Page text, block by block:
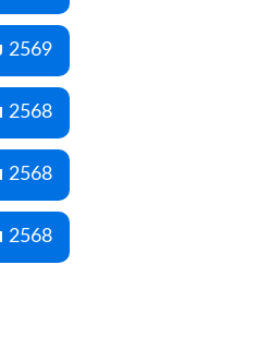
2569
2568
2568
2568